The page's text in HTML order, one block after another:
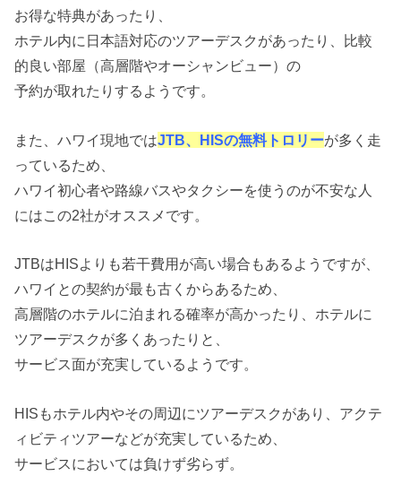
お得な特典があったり、
ホテル内に日本語対応のツアーデスクがあったり、比較
的良い部屋 （高層階やオーシャンビュー）の
予約が取れたりするようです。
また、ハワイ現地ではJTB、HISの無料トロリーが多く走
っているため、
ハワイ初心者や路線バスやタクシーを使うのが不安な人
にはこの2社がオススメです。
JTBはHISよりも若干費用が高い場合もあるようですが、
ハワイとの契約が最も古くからあるため、
高層階のホテルに泊まれる確率が高かったり、ホテルに
ツアーデスクが多くあったりと、
サービス面が充実しているようです。
HISもホテル内やその周辺にツアーデスクがあり、アクテ
ィビティツアーなどが充実しているため、
サービスにおいては負けず劣らず。